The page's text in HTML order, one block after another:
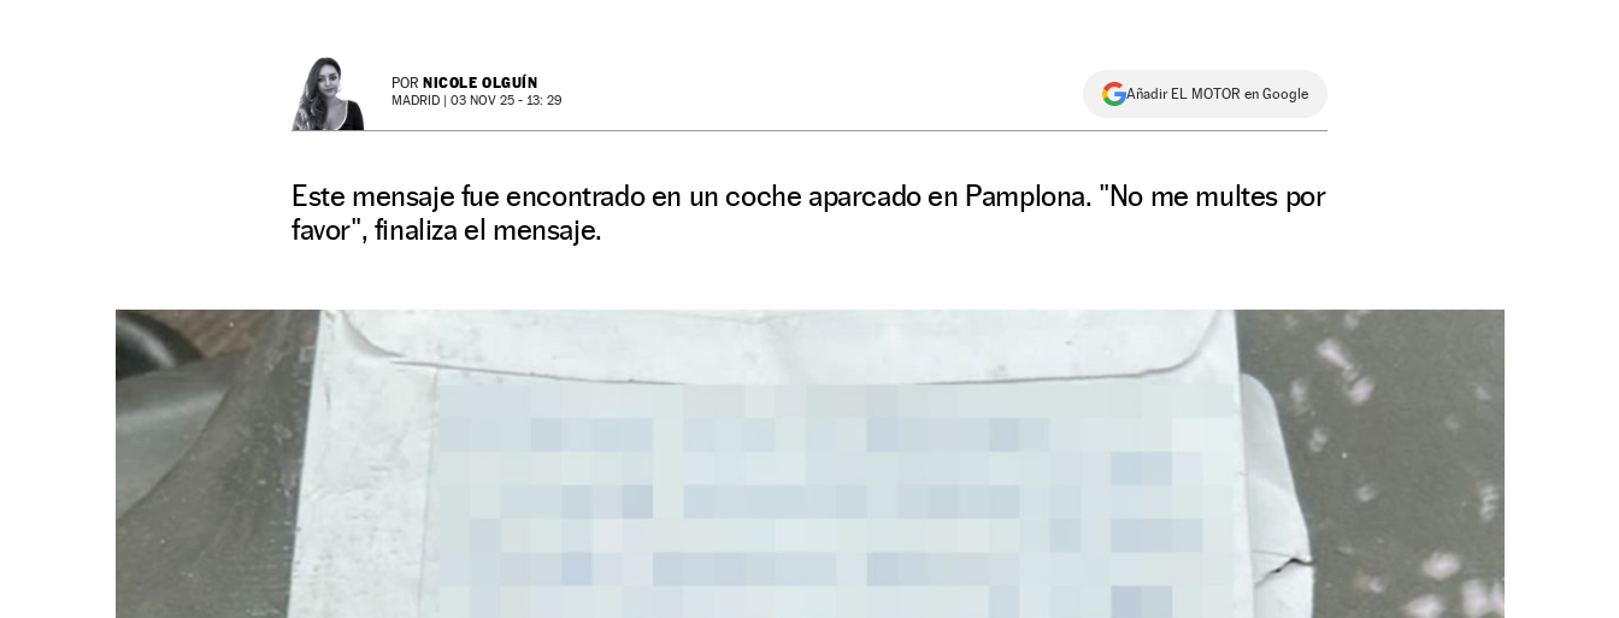
POR NICOLE OLGUÍN
MADRID | 03 NOV 25 - 13: 29 Añadir EL MOTOR en Google
Este mensaje fue encontrado en un coche aparcado en Pamplona. "No me multes por
favor", finaliza el mensaje.